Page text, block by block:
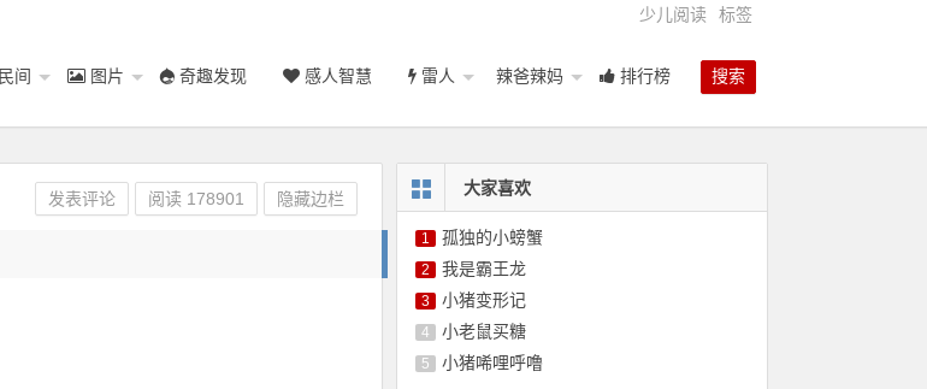
少儿阅读 标签
搜索
间 图片 奇趣发现 感人智慧 雷人 辣爸辣妈 排行榜
发表评论 阅读 178901 隐藏边栏
大家喜欢
1 孤独的小螃蟹
2 我是霸王龙
3 小猪变形记
4 小老鼠买糖
5 小猪唏哩呼噜